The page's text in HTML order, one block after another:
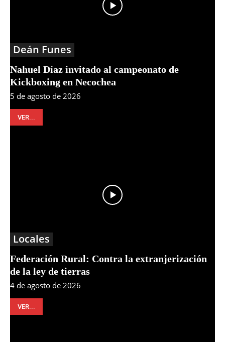
Deán Funes
Nahuel Díaz invitado al campeonato de
Kickboxing en Necochea
5 de agosto de 2026
VER...
Locales
Federación Rural: Contra la extranjerización
de la ley de tierras
4 de agosto de 2026
VER...